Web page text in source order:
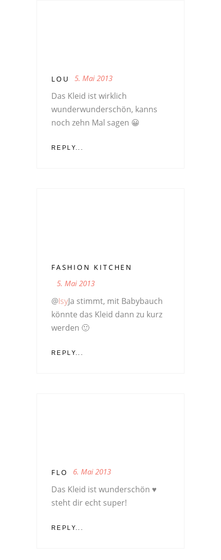
LOU 5. Mai 2013
Das Kleid ist wirklich
wunderwunderschön, kanns
noch zehn Mal sagen 😀
REPLY...
FASHION KITCHEN
5. Mai 2013
@IsyJa stimmt, mit Babybauch
könnte das Kleid dann zu kurz
werden 🙂
REPLY...
FLO 6. Mai 2013
Das Kleid ist wunderschön ♥
steht dir echt super!
REPLY...